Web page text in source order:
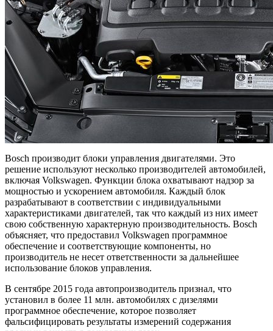
Bosch производит блоки управления двигателями. Это
решение используют несколько производителей автомобилей,
включая Volkswagen. Функции блока охватывают надзор за
мощностью и ускорением автомобиля. Каждый блок
разрабатывают в соответствии с индивидуальными
характеристиками двигателей, так что каждый из них имеет
свою собственную характерную производительность. Bosch
объясняет, что предоставил Volkswagen программное
обеспечение и соответствующие компоненты, но
производитель не несет ответственности за дальнейшее
использование блоков управления.
В сентябре 2015 года автопроизводитель признал, что
установил в более 11 млн. автомобилях с дизелями
программное обеспечение, которое позволяет
фальсифицировать результаты измерений содержания